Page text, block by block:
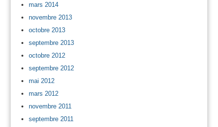
mars 2014
novembre 2013
octobre 2013
septembre 2013
octobre 2012
septembre 2012
mai 2012
mars 2012
novembre 2011
septembre 2011